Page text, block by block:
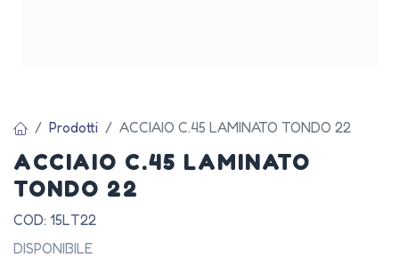
Prodotti ACCIAIO C.45 LAMINATO TONDO 22
ACCIAIO C.45 LAMINATO
TONDO 22
COD: 15LT22
DISPONIBILE